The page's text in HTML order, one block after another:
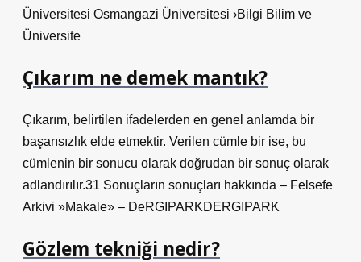
Üniversitesi Osmangazi Üniversitesi ›Bilgi Bilim ve
Üniversite
Çıkarım ne demek mantık?
Çıkarım, belirtilen ifadelerden en genel anlamda bir
başarısızlık elde etmektir. Verilen cümle bir ise, bu
cümlenin bir sonucu olarak doğrudan bir sonuç olarak
adlandırılır.31 Sonuçların sonuçları hakkında – Felsefe
Arkivi »Makale» – DeRGIPARKDERGIPARK
Gözlem tekniği nedir?